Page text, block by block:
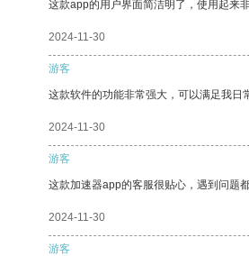
这款app的用户界面简洁明了，使用起来
2024-11-30
游客
这款软件的功能非常强大，可以满足我日
2024-11-30
游客
这款加速器app的客服很贴心，遇到问题
2024-11-30
游客